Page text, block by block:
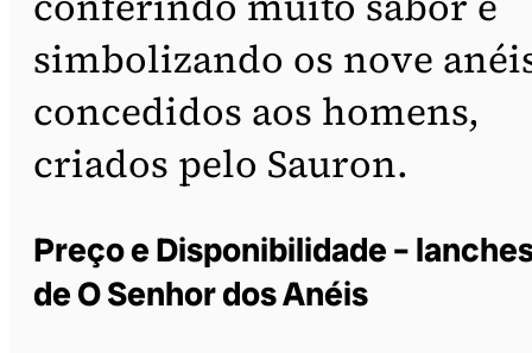
simbolizando os nove
concedidos aos homens,
criados pelo Sauron.
Preço e Disponibilidade –
de O Senhor dos Anéis